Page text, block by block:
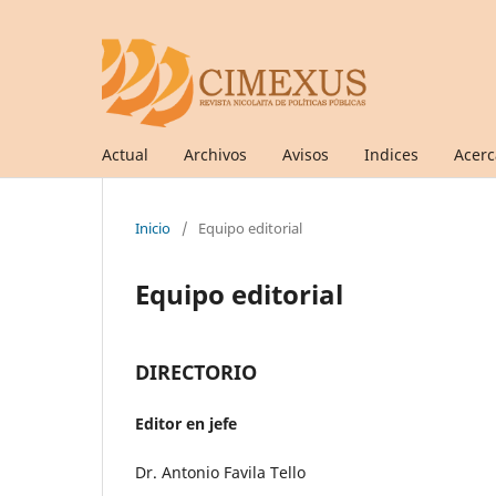
Actual Archivos Avisos Indices
Inicio / Equipo editorial
Equipo editorial
DIRECTORIO
Editor en jefe
Dr. Antonio Favila Tello